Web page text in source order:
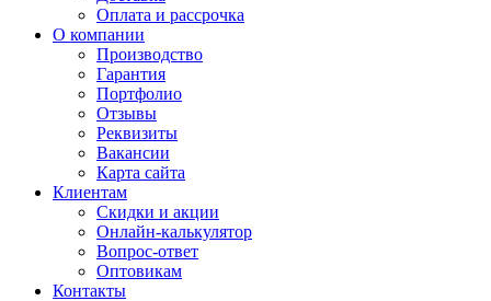
Оплата и рассрочка
О компании
Производство
Гарантия
Портфолио
Отзывы
Реквизиты
Вакансии
Карта сайта
Клиентам
Скидки и акции
Онлайн-калькулятор
Вопрос-ответ
Оптовикам
Контакты